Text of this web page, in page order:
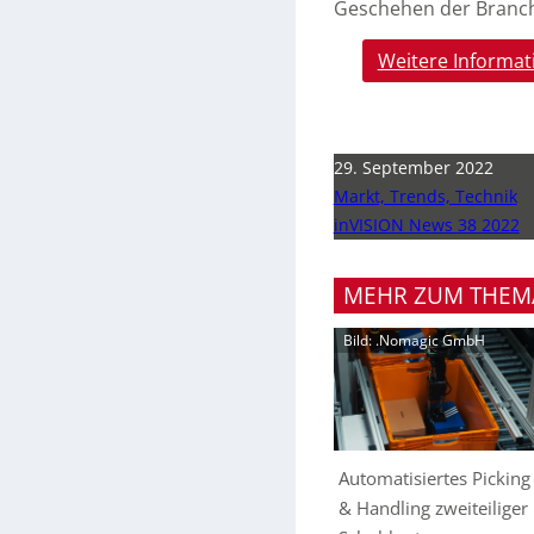
Geschehen der
Weitere
29. September 2022
Markt, Trends, Technik
inVISION News 38 2022
MEHR ZUM
Bild: .Nomagic GmbH
Automatisiertes Picking
& Handling zweiteiliger